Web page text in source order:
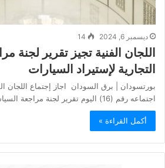
ديسمبر 6, 2024 14
اللجان الفنية تجيز تقرير لجنة
التجارية لإستيراد السيارات
بورتسودان | برق السودان اجاز إجتماع اللجان
اجتماعه رقم (16) اليوم تقرير لجنة مراجعة السياسة التجارية…
أكمل القراءة »